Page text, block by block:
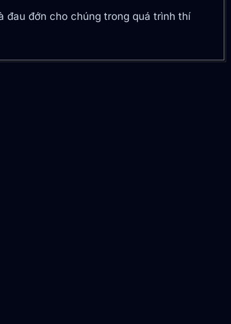
đau đớn cho chúng trong quá trình thí